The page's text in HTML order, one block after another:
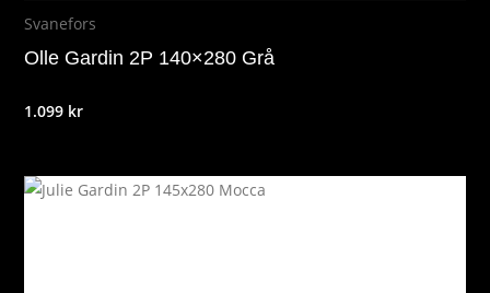
Svanefors
Olle Gardin 2P 140×280 Grå
1.099 kr